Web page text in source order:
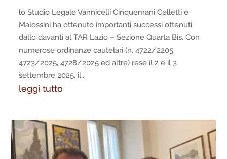
lo Studio Legale Vannicelli Cinquemani Celletti e
Malossini ha ottenuto importanti successi ottenuti
dallo davanti al TAR Lazio – Sezione Quarta Bis. Con
numerose ordinanze cautelari (n. 4722/2205,
4723/2025, 4728/2025 ed altre) rese il 2 e il 3
settembre 2025, il...
leggi tutto